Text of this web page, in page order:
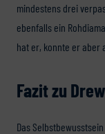
mindestens drei
ebenfalls ein
hat er, konnte er aber
Fazit zu
Das